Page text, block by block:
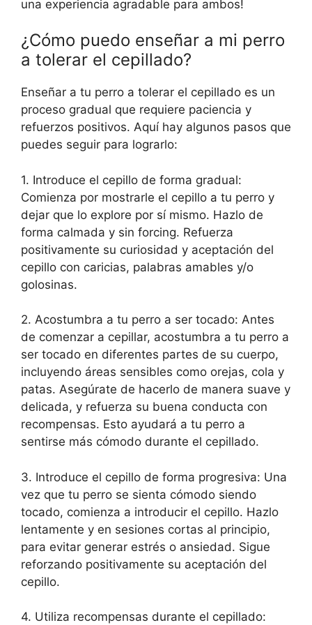
una experiencia agradable para ambos!
¿Cómo puedo enseñar a mi perro
a tolerar el cepillado?
Enseñar a tu perro a tolerar el cepillado es un
proceso gradual que requiere paciencia y
refuerzos positivos. Aquí hay algunos pasos que
puedes seguir para lograrlo:
1. Introduce el cepillo de forma gradual:
Comienza por mostrarle el cepillo a tu perro y
dejar que lo explore por sí mismo. Hazlo de
forma calmada y sin forcing. Refuerza
positivamente su curiosidad y aceptación del
cepillo con caricias, palabras amables y/o
golosinas.
2. Acostumbra a tu perro a ser tocado: Antes
de comenzar a cepillar, acostumbra a tu perro a
ser tocado en diferentes partes de su cuerpo,
incluyendo áreas sensibles como orejas, cola y
patas. Asegúrate de hacerlo de manera suave y
delicada, y refuerza su buena conducta con
recompensas. Esto ayudará a tu perro a
sentirse más cómodo durante el cepillado.
3. Introduce el cepillo de forma progresiva: Una
vez que tu perro se sienta cómodo siendo
tocado, comienza a introducir el cepillo. Hazlo
lentamente y en sesiones cortas al principio,
para evitar generar estrés o ansiedad. Sigue
reforzando positivamente su aceptación del
cepillo.
4. Utiliza recompensas durante el cepillado: